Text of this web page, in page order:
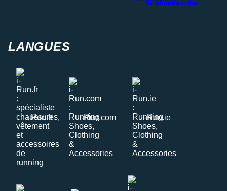
LANGUES
i-Run.fr i-Run.com i-Run.ie